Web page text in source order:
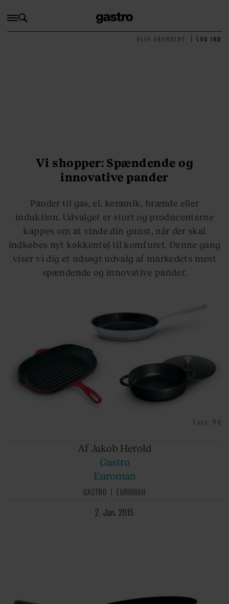
BLIV ABONNENT LOG IND
Vi shopper: Spændende og
innovative pander
Pander til gas, el, keramik, brænde eller
induktion. Udvalget er stort og producenterne
kappes om at vinde din gunst, når der skal
indkøbes nyt køkkentøj til komfuret. Denne gang
viser vi dig et udsøgt udvalg af markedets mest
spændende og innovative pander.
Foto: PR
Af Jakob Herold
Gastro
Euroman
GASTRO
EUROMAN
2. Jan. 2015